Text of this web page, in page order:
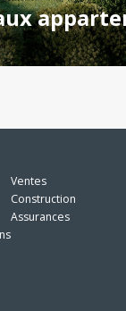
Ventes
Construction
Assurances